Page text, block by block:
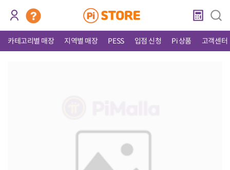
카테고리별 매장 지역별 매장 PESS 입점 신청 Pi 상품 고객센터